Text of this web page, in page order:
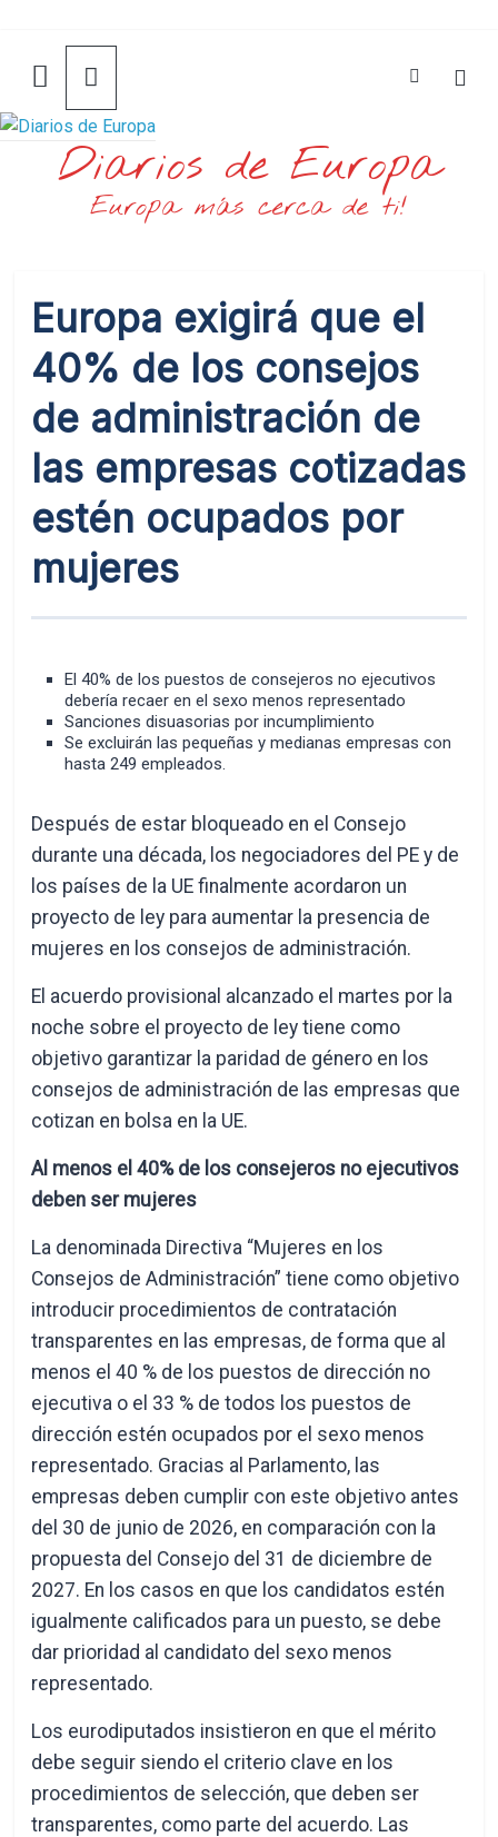
contenido
Diarios de Europa
Europa más cerca de ti!
Europa exigirá que el
40% de los consejos
de administración de
las empresas cotizadas
estén ocupados por
mujeres
El 40% de los puestos de consejeros no ejecutivos
debería recaer en el sexo menos representado
Sanciones disuasorias por incumplimiento
Se excluirán las pequeñas y medianas empresas con
hasta 249 empleados.
Después de estar bloqueado en el Consejo
durante una década, los negociadores del PE y de
los países de la UE finalmente acordaron un
proyecto de ley para aumentar la presencia de
mujeres en los consejos de administración.
El acuerdo provisional alcanzado el martes por la
noche sobre el proyecto de ley tiene como
objetivo garantizar la paridad de género en los
consejos de administración de las empresas que
cotizan en bolsa en la UE.
Al menos el 40% de los consejeros no ejecutivos
deben ser mujeres
La denominada Directiva “Mujeres en los
Consejos de Administración” tiene como objetivo
introducir procedimientos de contratación
transparentes en las empresas, de forma que al
menos el 40 % de los puestos de dirección no
ejecutiva o el 33 % de todos los puestos de
dirección estén ocupados por el sexo menos
representado. Gracias al Parlamento, las
empresas deben cumplir con este objetivo antes
del 30 de junio de 2026, en comparación con la
propuesta del Consejo del 31 de diciembre de
2027. En los casos en que los candidatos estén
igualmente calificados para un puesto, se debe
dar prioridad al candidato del sexo menos
representado.
Los eurodiputados insistieron en que el mérito
debe seguir siendo el criterio clave en los
procedimientos de selección, que deben ser
transparentes, como parte del acuerdo. Las